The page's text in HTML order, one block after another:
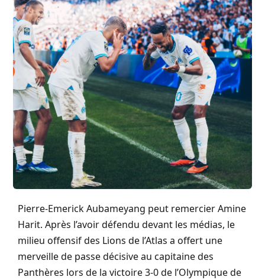
Pierre-Emerick Aubameyang peut remercier Amine
Harit. Après l’avoir défendu devant les médias, le
milieu offensif des Lions de l’Atlas a offert une
merveille de passe décisive au capitaine des
Panthères lors de la victoire 3-0 de l’Olympique de